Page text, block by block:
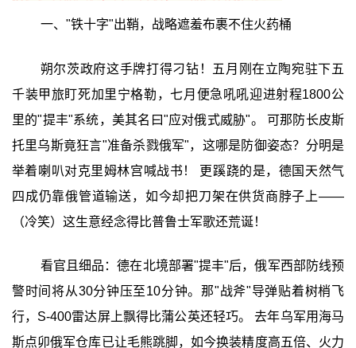
一、"铁十字"出鞘，战略遮羞布裹不住火药桶
朔尔茨政府这手牌打得刁钻！五月刚在立陶宛驻下五
千装甲旅盯死加里宁格勒，七月便急吼吼迎进射程1800公
里的"提丰"系统，美其名曰"应对俄式威胁"。 可那防长皮斯
托里乌斯竟狂言"准备杀戮俄军"，这哪是防御姿态？分明是
举着喇叭对克里姆林宫喊战书！ 更蹊跷的是，德国天然气
四成仍靠俄管道输送，如今却把刀架在供货商脖子上——
（冷笑）这生意经念得比普鲁士军歌还荒诞！
看官且细品：德在北境部署"提丰"后，俄军西部防线预
警时间将从30分钟压至10分钟。那"战斧"导弹贴着树梢飞
行，S-400雷达屏上飘得比蒲公英还轻巧。 去年乌军用海马
斯点卯俄军仓库已让毛熊跳脚，如今换装精度高五倍、火力